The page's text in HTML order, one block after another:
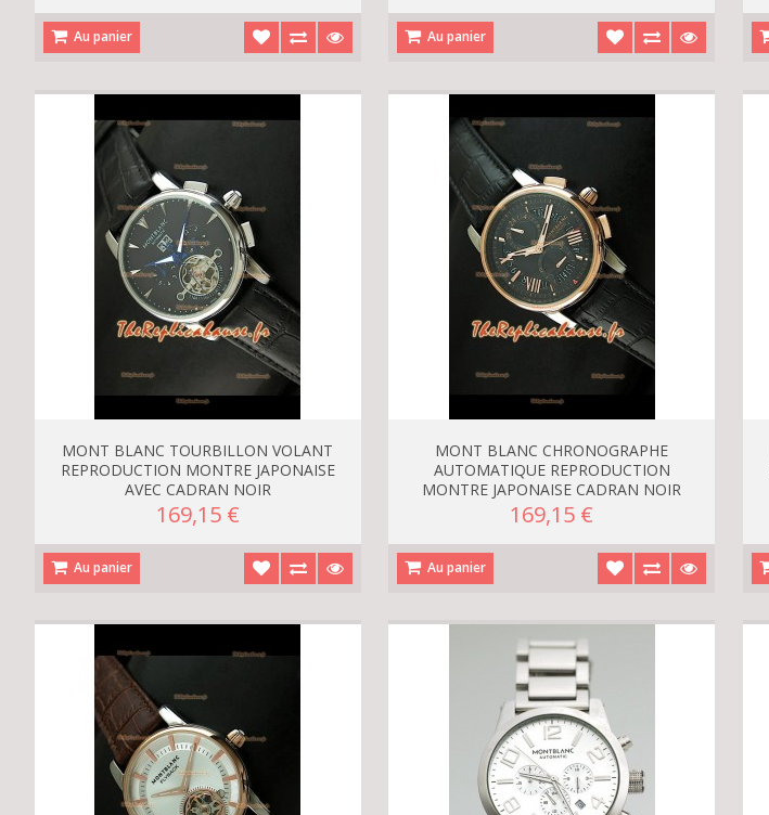
Au panier Au panier
MONT BLANC TOURBILLON VOLANT
REPRODUCTION MONTRE JAPONAISE
AVEC CADRAN NOIR
169,15 €
Au panier
MONT BLANC CHRONOGRAPHE
AUTOMATIQUE REPRODUCTION
MONTRE JAPONAISE CADRAN NOIR
169,15 €
Au panier